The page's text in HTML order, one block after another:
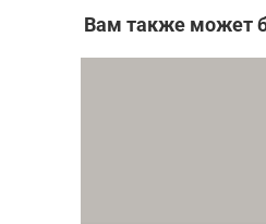
Вам также может